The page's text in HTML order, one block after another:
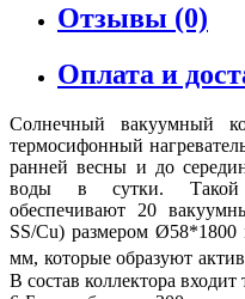
Отзывы (0)
Оплата и
Солнечный вакуумный
термосифонный
ранней весны и до
воды в сутки. Такой
обеспечивают 20
SS/Cu) размером
мм, которые образуют
В состав коллектора